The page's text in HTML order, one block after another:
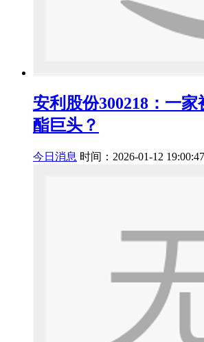
安利股份300218：一
酯巨头？
今日消息 时间：2026-01-12 19:00:47